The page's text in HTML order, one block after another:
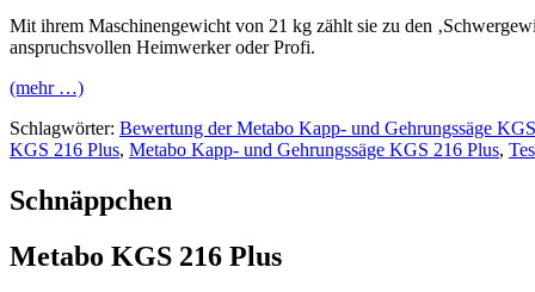
Mit ihrem Maschinengewicht von 21 kg zählt sie zu den
anspruchsvollen Heimwerker oder Profi.
(mehr …)
Schlagwörter: Bewertung der Metabo Kapp- und Gehrungssäge
KGS 216 Plus, Metabo Kapp- und Gehrungssäge KGS 216 Plus,
Schnäppchen
Metabo KGS 216 Plus